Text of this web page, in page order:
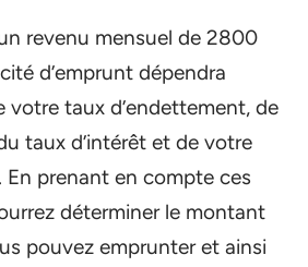
revenu mensuel de 2800
d’emprunt dépendra
votre taux d’endettement, de
taux d’intérêt et de votre
prenant en compte ces
déterminer le montant
pouvez emprunter et ainsi